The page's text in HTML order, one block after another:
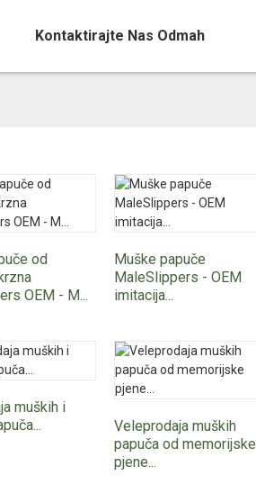
Kontaktirajte Nas Odmah
od
OEM - M...
Muške papuče
MaleSlippers - OEM
imitacija...
muških i
Veleprodaja muških
papuča od memorijske
pjene...